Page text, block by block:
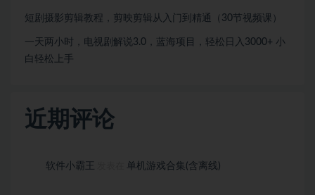
短剧摄影剪辑教程，剪映剪辑从入门到精通（30节视频课）
一天两小时，电视剧解说3.0，蓝海项目，轻松日入3000+ 小
白轻松上手
近期评论
软件小霸王 单机游戏合集(含离线)